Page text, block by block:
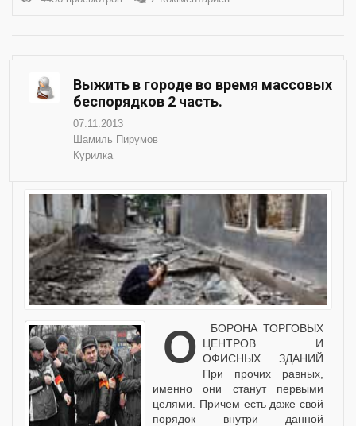
Выжить в городе во время массовых
беспорядков 2 часть.
07.11.2013
Шамиль Пирумов
Курилка
ОБОРОНА ТОРГОВЫХ ЦЕНТРОВ И
ОФИСНЫХ ЗДАНИЙ
При прочих равных,
именно они станут первыми
целями. Причем есть даже свой
порядок внутри данной